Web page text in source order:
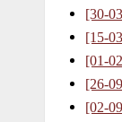
[30-
[15-
[01-
[26-
[02-